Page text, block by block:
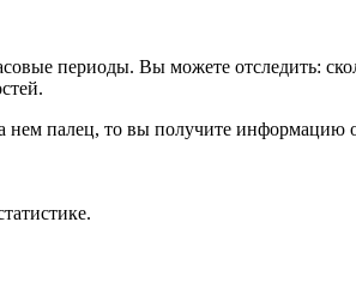
периоды. Вы можете отследить:
палец, то вы получите информацию